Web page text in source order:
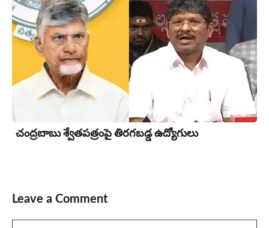
చంద్రబాబు శ్వేతపత్రంపై తిర‌గ‌బ‌డ్డ ఉద్యోగులు
Leave a Comment